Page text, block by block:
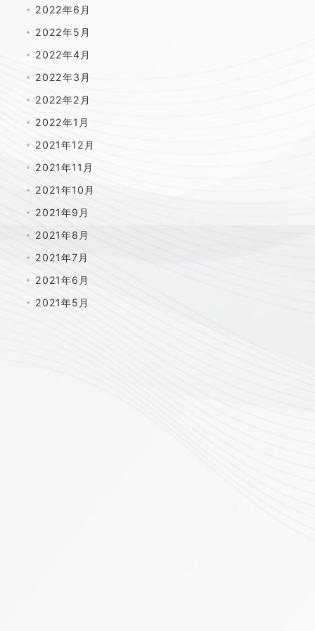
2022年6月
2022年5月
2022年4月
2022年3月
2022年2月
2022年1月
2021年12月
2021年11月
2021年10月
2021年9月
2021年8月
2021年7月
2021年6月
2021年5月